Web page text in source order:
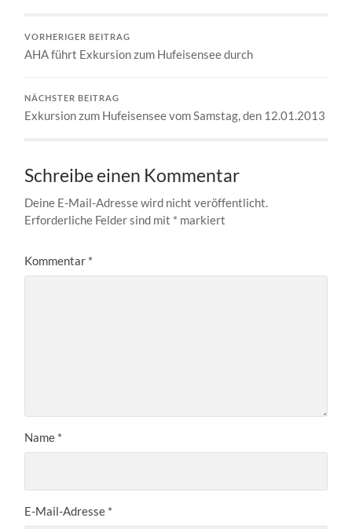
VORHERIGER BEITRAG
AHA führt Exkursion zum Hufeisensee durch
NÄCHSTER BEITRAG
Exkursion zum Hufeisensee vom Samstag, den 12.01.2013
Schreibe einen Kommentar
Deine E-Mail-Adresse wird nicht veröffentlicht.
Erforderliche Felder sind mit * markiert
Kommentar *
Name *
E-Mail-Adresse *